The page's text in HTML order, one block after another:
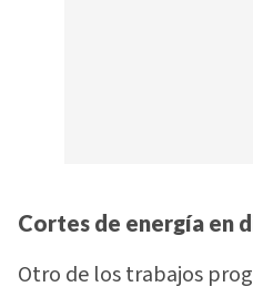
Cortes de energía en
Otro de los trabajos